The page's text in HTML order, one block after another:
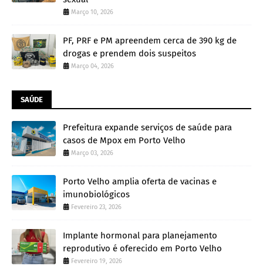
Março 10, 2026
PF, PRF e PM apreendem cerca de 390 kg de
drogas e prendem dois suspeitos
Março 04, 2026
SAÚDE
Prefeitura expande serviços de saúde para
casos de Mpox em Porto Velho
Março 03, 2026
Porto Velho amplia oferta de vacinas e
imunobiológicos
Fevereiro 23, 2026
Implante hormonal para planejamento
reprodutivo é oferecido em Porto Velho
Fevereiro 19, 2026